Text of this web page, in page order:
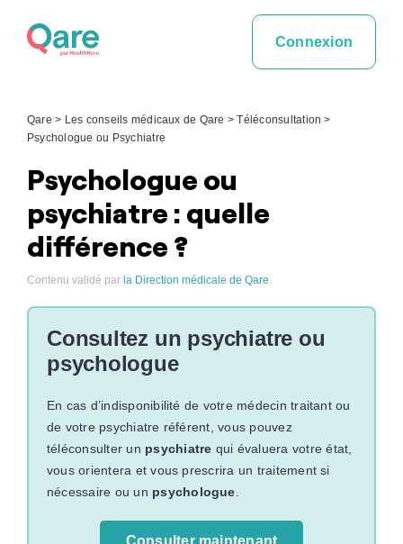
Connexion
Qare > Les conseils médicaux de Qare >Téléconsultation >
Psychologue ou Psychiatre
Psychologue ou
psychiatre : quelle
différence ?
Contenu validé par la Direction médicale de Qare.
Consultez un psychiatre ou
psychologue
En cas d’indisponibilité de votre médecin traitant ou
de votre psychiatre référent, vous pouvez
téléconsulter un psychiatre qui évaluera votre état,
vous orientera et vous prescrira un traitement si
nécessaire ou un psychologue
Consulter maintenant